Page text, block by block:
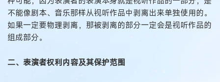
不能像剧本、音乐那样从视听作品中剥离出来单独使用的。
如果一定要物理剥离，那被剥离的部分一定会是视听作品的
组成部分。
二、表演者权利内容及其保护范围